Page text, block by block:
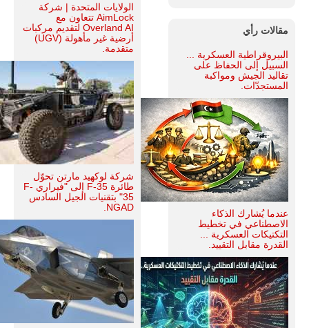
مقالات رأي
البيروقراطية العسكرية ...
السبيل إلى الحفاظ على
تقاليد الجيش ومواكبة
المستجدّات.
عندما يُشارك الذكاء
الاصطناعي في تخطيط
التكتيكات العسكرية ...
القدرة مقابل التقييد.
الولايات المتحدة | شركة
AimLock تتعاون مع
Overland AI لتقديم مركبات
أرضية غير مأهولة (UGV)
متقدمة.
شركة لوكهيد مارتن تحوّل
طائرة F-35 إلى "فيراري F-
35" بتقنيات الجيل السادس
NGAD.